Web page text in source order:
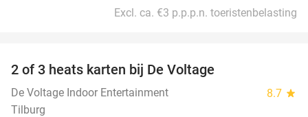
Excl. ca. €3 p.p.p.n. toeristenbelasting
2 of 3 heats karten bij De Voltage
De Voltage Indoor Entertainment 8.7 star
Tilburg